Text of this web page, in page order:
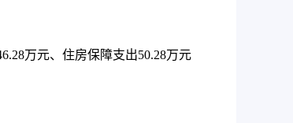
万元、住房保障支出50.28万元